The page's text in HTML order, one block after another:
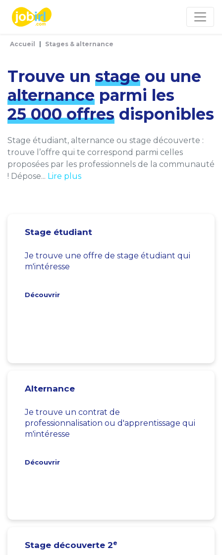
Accueil Stages & alternance
Trouve un stage ou une
alternance parmi les
25 000 offres disponibles
Stage étudiant, alternance ou stage découverte :
trouve l’offre qui te correspond parmi celles
proposées par les professionnels de la communauté
! Dépose... Lire plus
Stage étudiant
Je trouve une offre de stage étudiant qui
m'intéresse
Découvrir
Alternance
Je trouve un contrat de
professionnalisation ou d'apprentissage qui
m'intéresse
Découvrir
Stage découverte 2e
Panneau de gestion des cookies